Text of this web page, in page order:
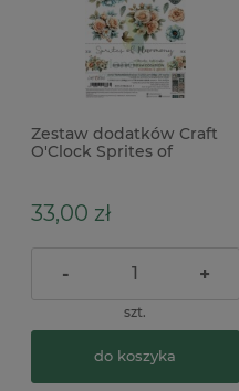
Zestaw dodatków Craft
O'Clock Sprites of
33,00 zł
- +
szt.
do koszyka